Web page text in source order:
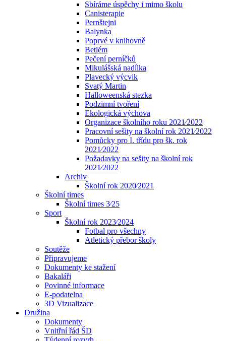
Sbíráme úspěchy i mimo školu
Canisterapie
Pernštejni
Balynka
Poprvé v knihovně
Betlém
Pečení perníčků
Mikulášská nadílka
Plavecký výcvik
Svatý Martin
Halloweenská stezka
Podzimní tvoření
Ekologická výchova
Organizace školního roku 2021⁄2022
Pracovní sešity na školní rok 2021⁄2022
Pomůcky pro I. třídu pro šk. rok
2021⁄2022
Požadavky na sešity na školní rok
2021⁄2022
Archiv
Školní rok 2020⁄2021
Školní times
Školní times 3⁄25
Sport
Školní rok 2023⁄2024
Fotbal pro všechny
Atletický přebor školy
Soutěže
Připravujeme
Dokumenty ke stažení
Bakaláři
Povinné informace
E-podatelna
3D Vizualizace
Družina
Dokumenty
Vnitřní řád ŠD